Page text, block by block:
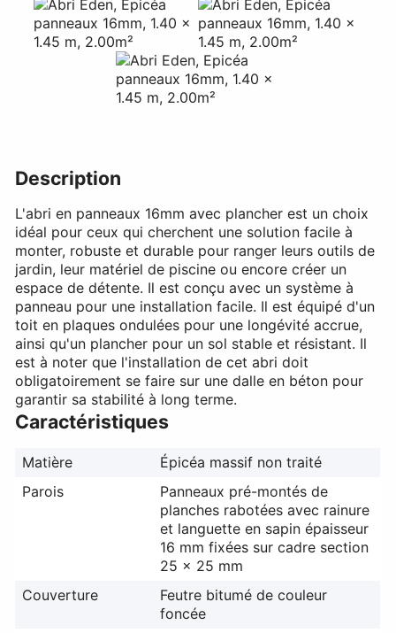
Description
L'abri en panneaux 16mm avec plancher est un choix
idéal pour ceux qui cherchent une solution facile à
monter, robuste et durable pour ranger leurs outils de
jardin, leur matériel de piscine ou encore créer un
espace de détente. Il est conçu avec un système à
panneau pour une installation facile. Il est équipé d'un
toit en plaques ondulées pour une longévité accrue,
ainsi qu'un plancher pour un sol stable et résistant. Il
est à noter que l'installation de cet abri doit
obligatoirement se faire sur une dalle en béton pour
garantir sa stabilité à long terme.
Caractéristiques
Matière
Épicéa massif non traité
Parois
Panneaux pré-montés de
planches rabotées avec rainure
et languette en sapin épaisseur
16 mm fixées sur cadre section
25 x 25 mm
Couverture
Feutre bitumé de couleur
foncée